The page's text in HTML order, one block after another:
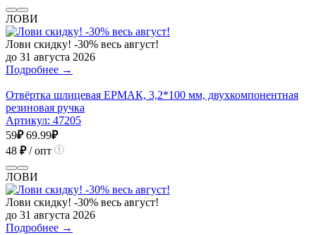
ЛОВИ
Лови скидку! -30% весь август!
до 31 августа 2026
Подробнее →
Отвёртка шлицевая ЕРМАК, 3,2*100 мм, двухкомпонентная
резиновая ручка
Артикул: 47205
59₽ 69.99₽
48 ₽/ опт
ЛОВИ
Лови скидку! -30% весь август!
до 31 августа 2026
Подробнее →